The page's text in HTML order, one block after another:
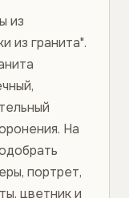
из
из гранита".
На
портрет,
цветник и